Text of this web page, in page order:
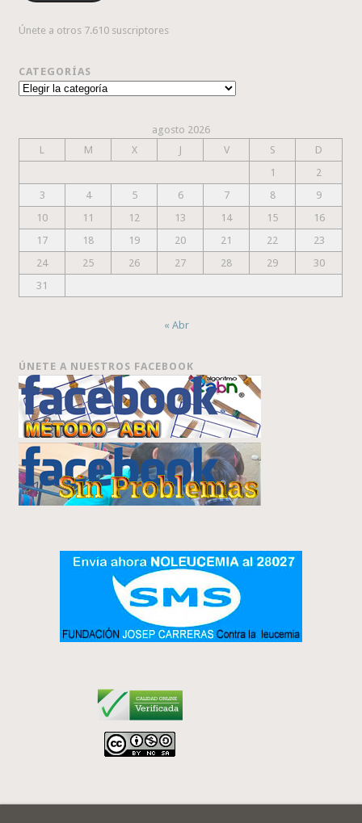
Únete a otros 7.610 suscriptores
CATEGORÍAS
Categorías
agosto 2026
L
M X J V S
D
1
2
3
4 5 6 7 8
9
10
11 12 13 14 15
16
17
18 19 20 21 22
23
24
25 26 27 28 29
30
31
« Abr
ÚNETE A NUESTROS FACEBOOK